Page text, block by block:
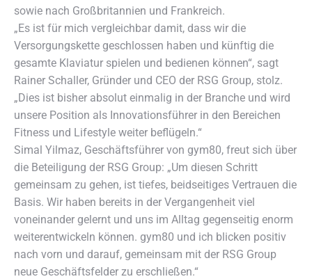
sowie nach Großbritannien und Frankreich.
„Es ist für mich vergleichbar damit, dass wir die
Versorgungskette geschlossen haben und künftig die
gesamte Klaviatur spielen und bedienen können“, sagt
Rainer Schaller, Gründer und CEO der RSG Group, stolz.
„Dies ist bisher absolut einmalig in der Branche und wird
unsere Position als Innovationsführer in den Bereichen
Fitness und Lifestyle weiter beflügeln.“
Simal Yilmaz, Geschäftsführer von gym80, freut sich über
die Beteiligung der RSG Group: „Um diesen Schritt
gemeinsam zu gehen, ist tiefes, beidseitiges Vertrauen die
Basis. Wir haben bereits in der Vergangenheit viel
voneinander gelernt und uns im Alltag gegenseitig enorm
weiterentwickeln können. gym80 und ich blicken positiv
nach vorn und darauf, gemeinsam mit der RSG Group
neue Geschäftsfelder zu erschließen.“